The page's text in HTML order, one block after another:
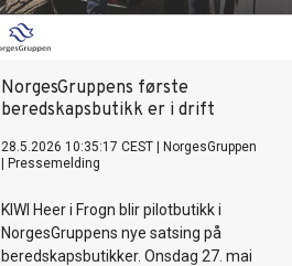
NorgesGruppens første
beredskapsbutikk er i drift
28.5.2026 10:35:17 CEST
NorgesGruppen
Pressemelding
KIWI Heer i Frogn blir pilotbutikk i
NorgesGruppens nye satsing på
beredskapsbutikker. Onsdag 27. mai